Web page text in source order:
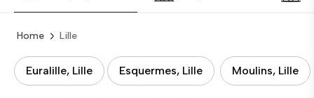
Home Lille
Euralille, Lille Esquermes, Lille Moulins, Lille